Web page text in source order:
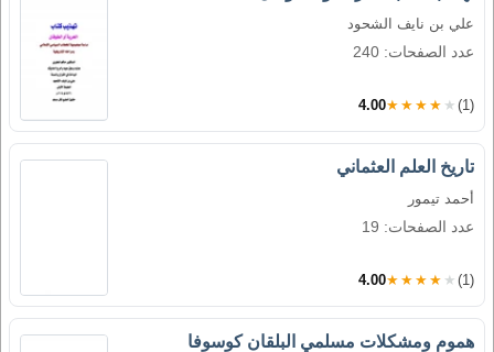
علي بن نايف الشحود
عدد الصفحات: 240
4.00★★★★★ (1)
تاريخ العلم العثماني
أحمد تيمور
عدد الصفحات: 19
4.00★★★★★ (1)
هموم ومشكلات مسلمي البلقان كوسوفا